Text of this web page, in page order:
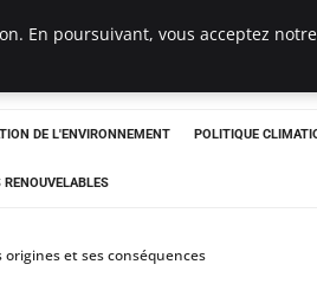
DE L'ENVIRONNEMENT POLITIQUE
RENOUVELABLES
et ses conséquences
En poursuivant, vous acceptez